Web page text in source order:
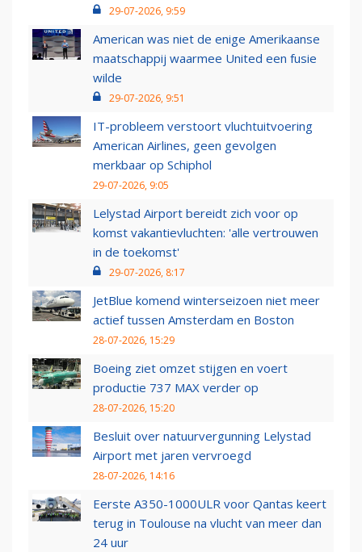
29-07-2026, 9:59
American was niet de enige Amerikaanse
maatschappij waarmee United een fusie
wilde
29-07-2026, 9:51
IT-probleem verstoort vluchtuitvoering
American Airlines, geen gevolgen
merkbaar op Schiphol
29-07-2026, 9:05
Lelystad Airport bereidt zich voor op
komst vakantievluchten: 'alle vertrouwen
in de toekomst'
29-07-2026, 8:17
JetBlue komend winterseizoen niet meer
actief tussen Amsterdam en Boston
28-07-2026, 15:29
Boeing ziet omzet stijgen en voert
productie 737 MAX verder op
28-07-2026, 15:20
Besluit over natuurvergunning Lelystad
Airport met jaren vervroegd
28-07-2026, 14:16
Eerste A350-1000ULR voor Qantas keert
terug in Toulouse na vlucht van meer dan
24 uur